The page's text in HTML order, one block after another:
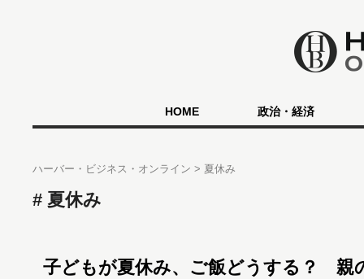
HOME 政治・経済
ハーバー・ビジネス・オンライン 夏休み
夏休み
子どもが夏休み、ご飯どうする？ 親